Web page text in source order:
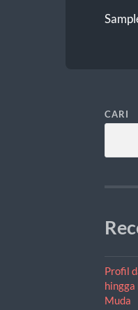
CARI
Profil
Muda